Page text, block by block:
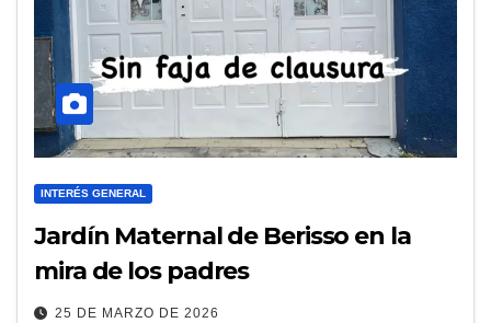
INTERÉS GENERAL
Jardín Maternal de Berisso en la
mira de los padres
25 DE MARZO DE 2026